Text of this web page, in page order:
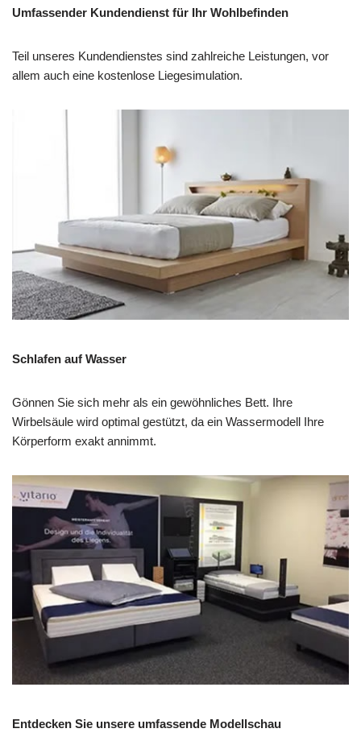
Umfassender Kundendienst für Ihr Wohlbefinden
Teil unseres Kundendienstes sind zahlreiche Leistungen, vor
allem auch eine kostenlose Liegesimulation.
Schlafen auf Wasser
Gönnen Sie sich mehr als ein gewöhnliches Bett. Ihre
Wirbelsäule wird optimal gestützt, da ein Wassermodell Ihre
Körperform exakt annimmt.
Entdecken Sie unsere umfassende Modellschau